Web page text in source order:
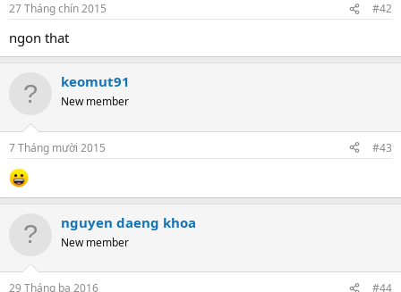
27 Tháng chín 2015 #42
ngon that
keomut91
New member
7 Tháng mười 2015 #43
nguyen daeng khoa
New member
29 Tháng ba 2016 #44